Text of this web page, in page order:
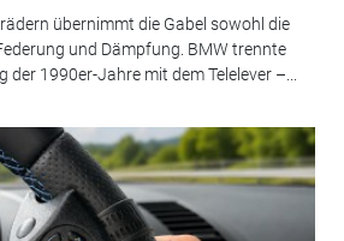
übernimmt die Gabel sowohl die
und Dämpfung. BMW trennte
1990er-Jahre mit dem Telelever –...